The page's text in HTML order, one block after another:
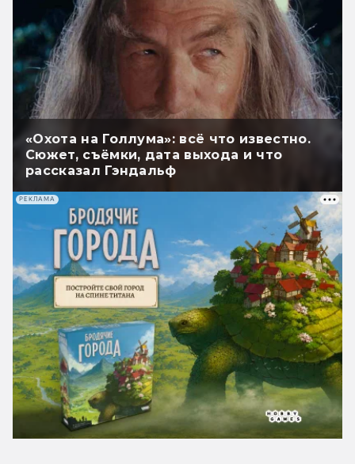
«Охота на Голлума»: всё что известно.
Сюжет, съёмки, дата выхода и что
рассказал Гэндальф
РЕКЛАМА